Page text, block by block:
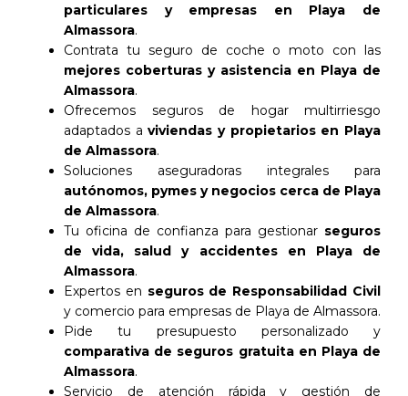
particulares y empresas en Playa de
Almassora.
Contrata tu seguro de coche o moto con las
mejores coberturas y asistencia en Playa de
Almassora.
Ofrecemos seguros de hogar multirriesgo
adaptados aviviendas y propietarios en Playa
de Almassora.
Soluciones aseguradoras integrales para
autónomos, pymes y negocios cerca de Playa
de Almassora.
Tu oficina de confianza para gestionar seguros
de vida, salud y accidentes en Playa de
Almassora.
Expertos en seguros de Responsabilidad Civil
y comercio para empresas de Playa de Almassora.
Pide tu presupuesto personalizado y
comparativa de seguros gratuita en Playa de
Almassora.
Servicio de atención rápida y gestión de